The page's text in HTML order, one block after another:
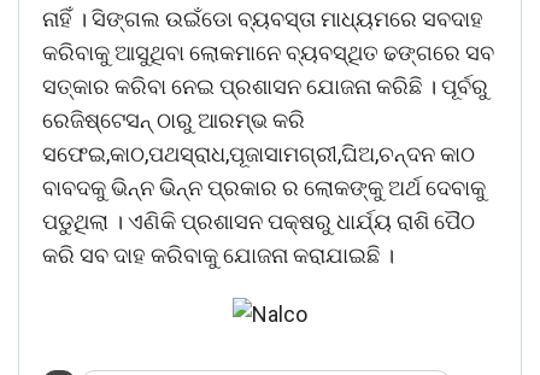
ନାହିଁ । ସିଙ୍ଗଲ ଉଇଁଡୋ ବ୍ୟବସ୍ତା ମାଧ୍ୟମରେ ସବଦାହ
କରିବାକୁ ଆସୁଥିବା ଲୋକମାନେ ବ୍ୟବସ୍ଥିତ ଢଙ୍ଗରେ ସବ
ସତ୍କାର କରିବା ନେଇ ପ୍ରଶାସନ ଯୋଜନା କରିଛି । ପୂର୍ବରୁ
ରେଜିଷ୍ଟେସନ୍ ଠାରୁ ଆରମ୍ଭ କରି
ସଫେଇ,କାଠ,ପଥସ୍ରାଧ,ପୂଜାସାମଗ୍ରୀ,ଘିଅ,ଚନ୍ଦନ କାଠ
ବାବଦକୁ ଭିନ୍ନ ଭିନ୍ନ ପ୍ରକାର ର ଲୋକଙ୍କୁ ଅର୍ଥ ଦେବାକୁ
ପଡୁଥିଲା । ଏଣିକି ପ୍ରଶାସନ ପକ୍ଷରୁ ଧାର୍ଯ୍ୟ ରାଶି ପୈଠ
କରି ସବ ଦାହ କରିବାକୁ ଯୋଜନା କରାଯାଇଛି ।